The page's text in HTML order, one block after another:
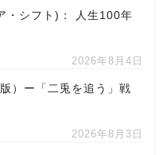
・シフト)： 人生100年
2026年8月4日
）ー「二兎を追う」戦
2026年8月3日